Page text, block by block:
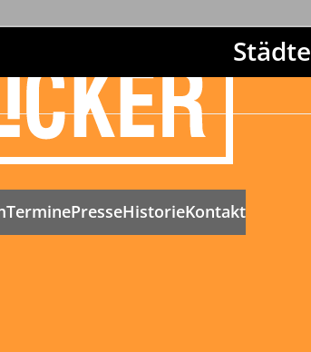
TerminePresseHistorieKontakt
Städte